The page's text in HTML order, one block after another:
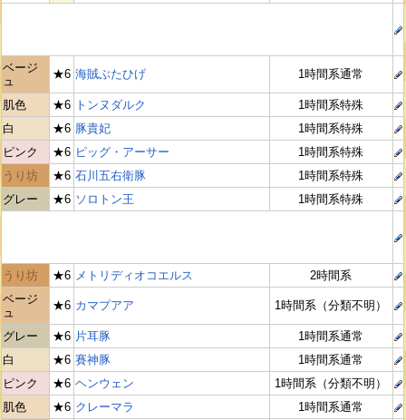
ベージ
ュ
★6 海賊ぶたひげ 1時間系通常
肌色 ★6 トンヌダルク
1時間系特殊
白
★6 豚貴妃
1時間系特殊
ピンク
★6 ピッグ・アーサー
1時間系特殊
うり坊
★6 石川五右衛豚
1時間系特殊
グレー
★6 ソロトン王 1時間系特殊
うり坊 ★6 メトリディオコエルス
2時間系
ベージ
ュ
★6 カマプアア 1時間系（分類不明）
グレー ★6 片耳豚
1時間系通常
白
★6 賽神豚
1時間系通常
ピンク
★6 ヘンウェン
1時間系（分類不明）
肌色
★6 クレーマラ
1時間系通常